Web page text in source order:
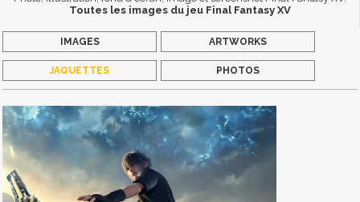
Toutes les images du jeu Final Fantasy XV
IMAGES ARTWORKS
JAQUETTES PHOTOS